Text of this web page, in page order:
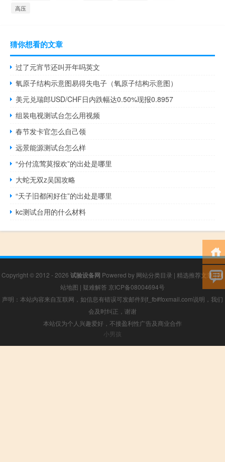
高压
猜你想看的文章
过了元宵节还叫开年吗英文
氧原子结构示意图易得失电子（氧原子结构示意图）
美元兑瑞郎USD/CHF日内跌幅达0.50%现报0.8957
组装电视测试台怎么用视频
春节发卡官怎么自己领
远景能源测试台怎么样
“分付流莺莫报欢”的出处是哪里
大蛇无双z吴国攻略
“天子旧都闲好住”的出处是哪里
kc测试台用的什么材料
Copyright © 2012 - 2026 试验设备网 Powered by 网站分类目录 | 精选推荐文章|网
站地图 | 疑难解答 京ICP备08004694号
声明：本站内容来自互联网，如信息有错误可发邮件到f_fb#foxmail.com说明，我们
会及时纠正，谢谢
本站仅为个人兴趣爱好，不接盈利性广告及商业合作
小男孩